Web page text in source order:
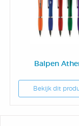
Balpen
Bekijk dit